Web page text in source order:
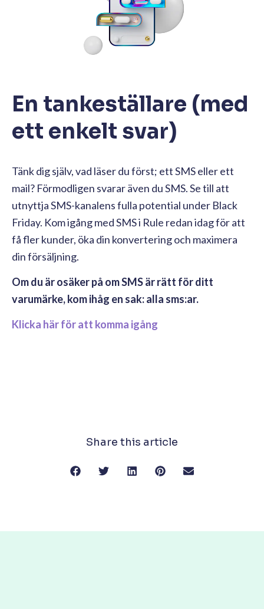
En tankeställare (med
ett enkelt svar)
Tänk dig själv, vad läser du först; ett SMS eller ett
mail? Förmodligen svarar även du SMS. Se till att
utnyttja SMS-kanalens fulla potential under Black
Friday. Kom igång med SMS i Rule redan idag för att
få fler kunder, öka din konvertering och maximera
din försäljning.
Om du är osäker på om SMS är rätt för ditt
varumärke, kom ihåg en sak: alla sms:ar.
Klicka här för att komma igång
Share this article